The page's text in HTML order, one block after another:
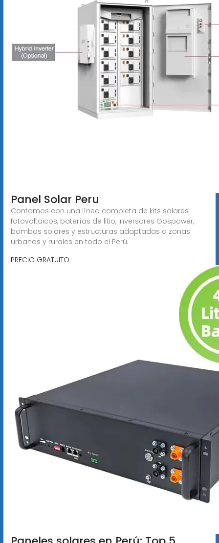
Panel Solar Peru
Contamos con una línea completa de kits solares
fotovoltaicos, baterías de litio, inversores Gospower,
bombas solares y estructuras adaptadas a zonas
urbanas y rurales en todo el Perú.
PRECIO GRATUITO